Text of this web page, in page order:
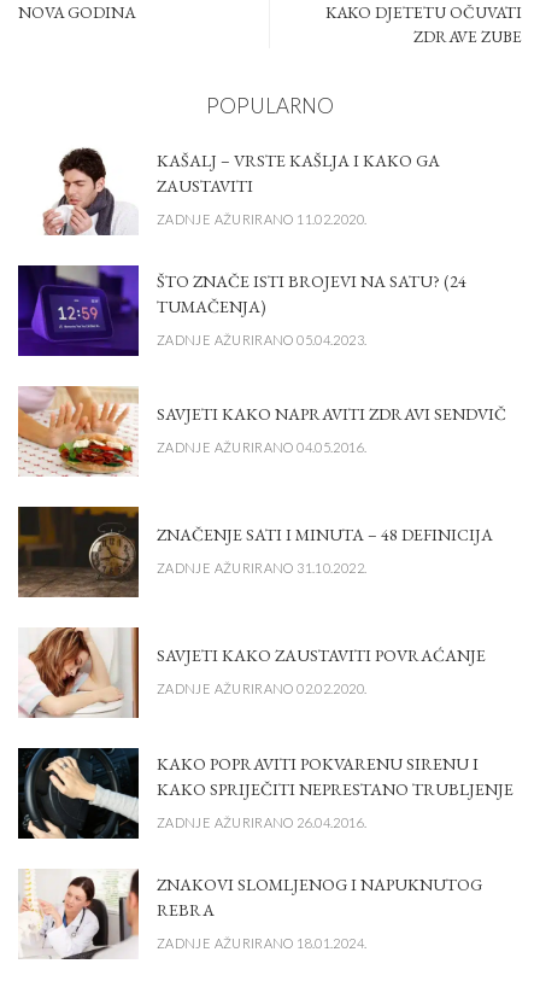
NOVA GODINA
KAKO DJETETU OČUVATI
ZDRAVE ZUBE
POPULARNO
KAŠALJ – VRSTE KAŠLJA I KAKO GA
ZAUSTAVITI
ZADNJE AŽURIRANO 11.02.2020.
ŠTO ZNAČE ISTI BROJEVI NA SATU? (24
TUMAČENJA)
ZADNJE AŽURIRANO 05.04.2023.
SAVJETI KAKO NAPRAVITI ZDRAVI SENDVIČ
ZADNJE AŽURIRANO 04.05.2016.
ZNAČENJE SATI I MINUTA – 48 DEFINICIJA
ZADNJE AŽURIRANO 31.10.2022.
SAVJETI KAKO ZAUSTAVITI POVRAĆANJE
ZADNJE AŽURIRANO 02.02.2020.
KAKO POPRAVITI POKVARENU SIRENU I
KAKO SPRIJEČITI NEPRESTANO TRUBLJENJE
ZADNJE AŽURIRANO 26.04.2016.
ZNAKOVI SLOMLJENOG I NAPUKNUTOG
REBRA
ZADNJE AŽURIRANO 18.01.2024.